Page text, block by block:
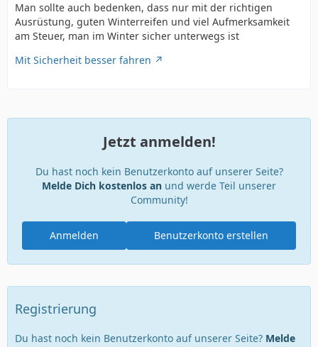
Man sollte auch bedenken, dass nur mit der richtigen
Ausrüstung, guten Winterreifen und viel Aufmerksamkeit
am Steuer, man im Winter sicher unterwegs ist
Mit Sicherheit besser fahren
Jetzt anmelden!
Du hast noch kein Benutzerkonto auf unserer Seite?
Melde Dich kostenlos an und werde Teil unserer
Community!
Benutzerkonto erstellen
Anmelden
Registrierung
Du hast noch kein Benutzerkonto auf unserer Seite? Melde